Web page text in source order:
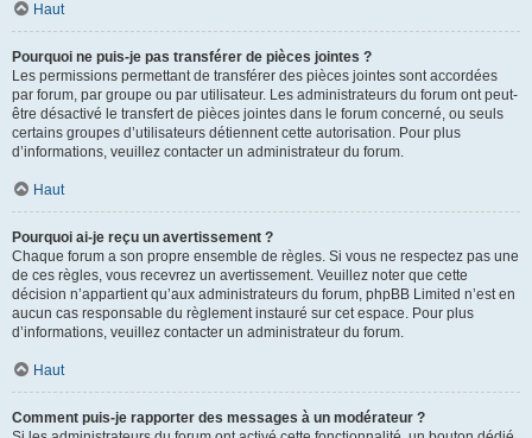
Haut
Pourquoi ne puis-je pas transférer de pièces jointes ?
Les permissions permettant de transférer des pièces jointes sont accordées
par forum, par groupe ou par utilisateur. Les administrateurs du forum ont peut-
être désactivé le transfert de pièces jointes dans le forum concerné, ou seuls
certains groupes d’utilisateurs détiennent cette autorisation. Pour plus
d’informations, veuillez contacter un administrateur du forum.
Haut
Pourquoi ai-je reçu un avertissement ?
Chaque forum a son propre ensemble de règles. Si vous ne respectez pas une
de ces règles, vous recevrez un avertissement. Veuillez noter que cette
décision n’appartient qu’aux administrateurs du forum, phpBB Limited n’est en
aucun cas responsable du règlement instauré sur cet espace. Pour plus
d’informations, veuillez contacter un administrateur du forum.
Haut
Comment puis-je rapporter des messages à un modérateur ?